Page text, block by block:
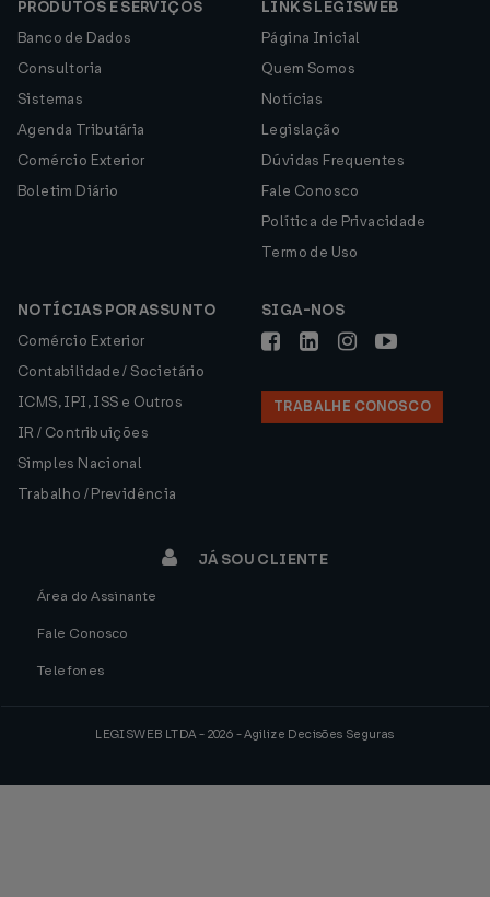
PRODUTOS E SERVIÇOS
Banco de Dados
Consultoria
Sistemas
Agenda Tributária
Comércio Exterior
Boletim Diário
LINKS LEGISWEB
Página Inicial
Quem Somos
Notícias
Legislação
Dúvidas Frequentes
Fale Conosco
Política de Privacidade
Termo de Uso
NOTÍCIAS POR ASSUNTO
Comércio Exterior
Contabilidade / Societário
ICMS, IPI, ISS e Outros
IR / Contribuições
Simples Nacional
Trabalho / Previdência
SIGA-NOS
TRABALHE CONOSCO
JÁ SOU CLIENTE
Área do Assinante
Fale Conosco
Telefones
LEGISWEB LTDA - 2026 - Agilize Decisões Seguras